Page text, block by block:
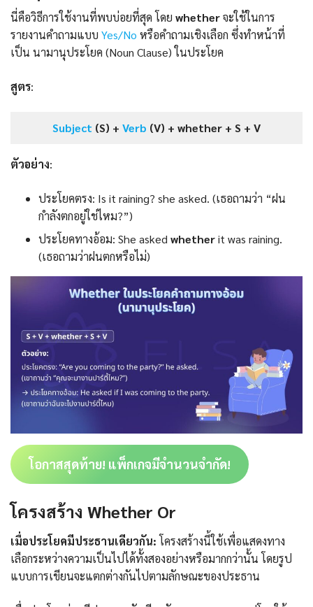
นี่คือวิธีการใช้งานที่พบบ่อยที่สุด โดย whetherจะใช้ในการ
รายงานคำถามแบบ Yes/No หรือคำถามเชิงเลือก ซึ่งทำหน้าที่
เป็น นามานุประโยค (Noun Clause) ในประโยค
สูตร:
Subject (S) + Verb (V) + whether + S + V
ตัวอย่าง:
ประโยคตรง: Is it raining? she asked. (เธอถามว่า “ฝน
กำลังตกอยู่ใช่ไหม?”)
ประโยคทางอ้อม: She asked whetherit was raining.
(เธอถามว่าฝนตกหรือไม่)
โอกาสสุดท้าย! แพ็กเกจมีจำนวนจำกัด!
โครงสร้าง Whether Or
เมื่อประโยคมีประธานเดียวกัน:โครงสร้างนี้ใช้เพื่อแสดงทาง
เลือกระหว่างความเป็นไปได้ทั้งสองอย่างหรือมากกว่านั้น โดยรูป
แบบการเขียนจะแตกต่างกันไปตามลักษณะของประธาน